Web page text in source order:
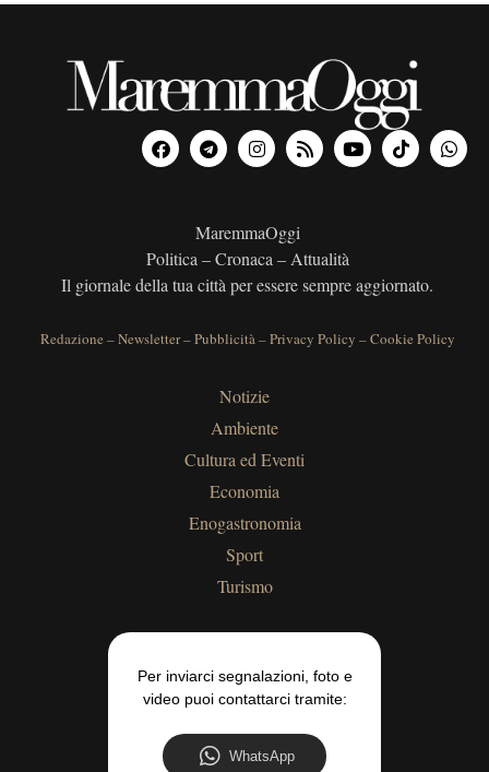
MaremmaOggi
Politica – Cronaca – Attualità
Il giornale della tua città per essere sempre aggiornato.
Redazione –Newsletter–Pubblicità–Privacy Policy –Cookie Policy
Notizie
Ambiente
Cultura ed Eventi
Economia
Enogastronomia
Sport
Turismo
Per inviarci segnalazioni, foto e
video puoi contattarci tramite:
WhatsApp